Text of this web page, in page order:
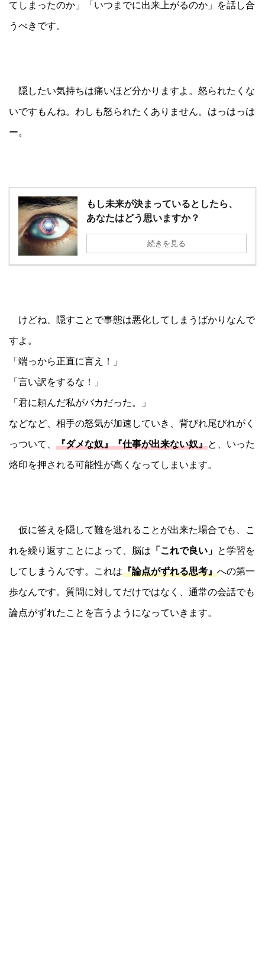
てしまったのか」「いつまでに出来上がるのか」を話し合
うべきです。
隠したい気持ちは痛いほど分かりますよ。怒られたくな
いですもんね。わしも怒られたくありません。はっはっは
ー。
もし未来が決まっているとしたら、
あなたはどう思いますか？
続きを見る
けどね、隠すことで事態は悪化してしまうばかりなんで
すよ。
「端っから正直に言え！」
「言い訳をするな！」
「君に頼んだ私がバカだった。」
などなど、相手の怒気が加速していき、背びれ尾びれがく
っついて、 『ダメな奴』『仕事が出来ない奴』と、いった
烙印を押される可能性が高くなってしまいます。
仮に答えを隠して難を逃れることが出来た場合でも、こ
れを繰り返すことによって、脳は 「これで良い」 と学習を
してしまうんです。これは『論点がずれる思考』への第一
歩なんです。質問に対してだけではなく、通常の会話でも
論点がずれたことを言うようになっていきます。